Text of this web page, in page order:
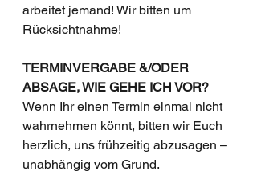
arbeitet jemand! Wir bitten um
Rücksichtnahme!
TERMINVERGABE &/ODER
ABSAGE, WIE GEHE ICH VOR?
Wenn Ihr einen Termin einmal nicht
wahrnehmen könnt, bitten wir Euch
herzlich, uns frühzeitig abzusagen –
unabhängig vom Grund.